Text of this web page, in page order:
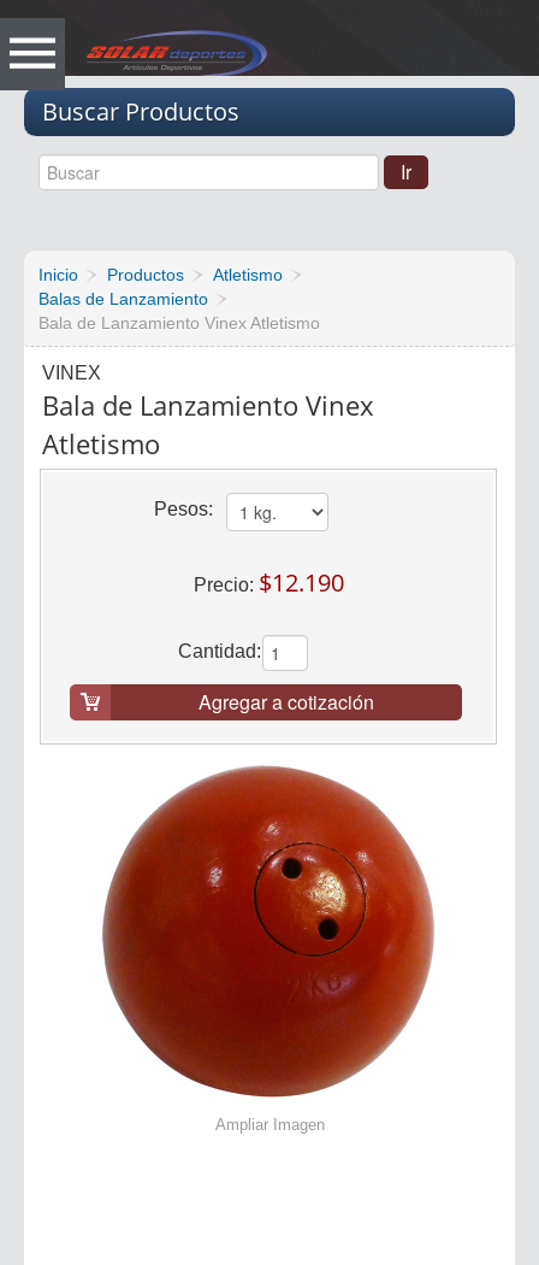
Buscar Productos
Inicio Productos
Atletismo
Balas de Lanzamiento
Bala de Lanzamiento Vinex Atletismo
VINEX
Bala de Lanzamiento Vinex
Atletismo
Pesos:
Precio: $12.190
Cantidad:
Agregar a cotización
Ampliar Imagen